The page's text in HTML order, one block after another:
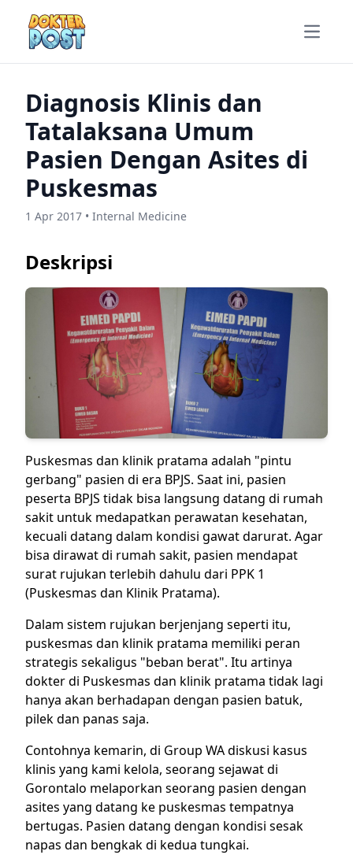
Open
Diagnosis Klinis dan
Tatalaksana Umum
Pasien Dengan Asites di
Puskesmas
1 Apr 2017 • Internal Medicine
Deskripsi
Puskesmas dan klinik pratama adalah "pintu
gerbang" pasien di era BPJS. Saat ini, pasien
peserta BPJS tidak bisa langsung datang di rumah
sakit untuk medapatkan perawatan kesehatan,
kecuali datang dalam kondisi gawat darurat. Agar
bisa dirawat di rumah sakit, pasien mendapat
surat rujukan terlebih dahulu dari PPK 1
(Puskesmas dan Klinik Pratama).
Dalam sistem rujukan berjenjang seperti itu,
puskesmas dan klinik pratama memiliki peran
strategis sekaligus "beban berat". Itu artinya
dokter di Puskesmas dan klinik pratama tidak lagi
hanya akan berhadapan dengan pasien batuk,
pilek dan panas saja.
Contohnya kemarin, di Group WA diskusi kasus
klinis yang kami kelola, seorang sejawat di
Gorontalo melaporkan seorang pasien dengan
asites yang datang ke puskesmas tempatnya
bertugas. Pasien datang dengan kondisi sesak
napas dan bengkak di kedua tungkai.